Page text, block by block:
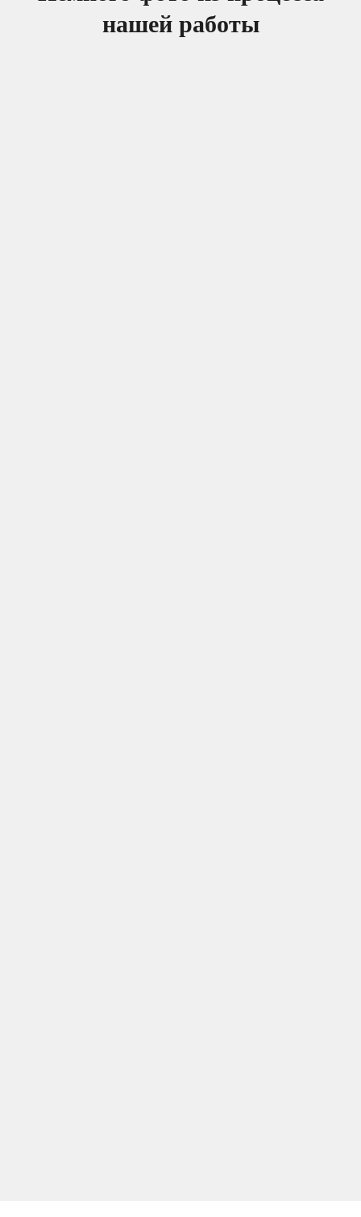
нашей работы